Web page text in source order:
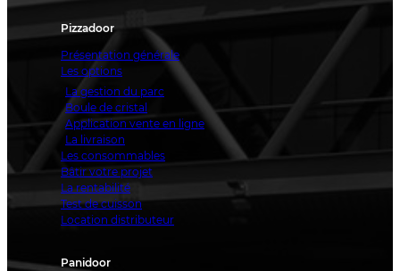
Pizzadoor
Présentation générale
Les options
La gestion du parc
Boule de cristal
Application vente en ligne
La livraison
Les consommables
Bâtir votre projet
La rentabilité
Test de cuisson
Location distributeur
Panidoor